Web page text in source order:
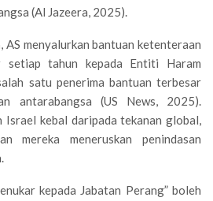
(Al Jazeera, 2025).
bantuan ketenteraan
setiap tahun kepada Entiti Haram
satu penerima bantuan terbesar
antarabangsa (US News, 2025).
Israel kebal daripada tekanan global,
mereka meneruskan penindasan
kepada Jabatan Perang” boleh